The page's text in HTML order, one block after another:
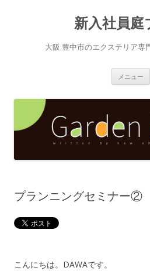
新入社員庭
大阪 豊中市のエクステリア専
メニュー
プランニングセミナー②
こんにちは。DAWAです。